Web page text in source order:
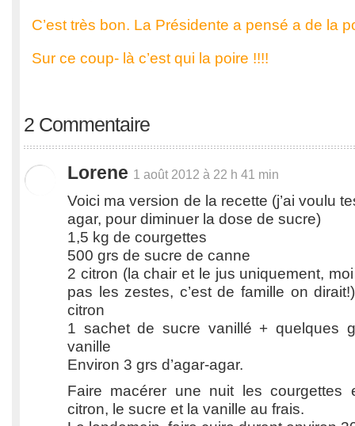
C’est très bon. La Présidente a pensé a de la
Sur ce coup- là c’est qui la poire !!!!
2 Commentaire
Lorene 1 août 2012 à 22 h 41 min
Voici ma version de la recette (j’ai voulu
agar, pour diminuer la dose de sucre)
1,5 kg de courgettes
500 grs de sucre de canne
2 citron (la chair et le jus uniquement,
pas les zestes, c’est de famille on
citron
1 sachet de sucre vanillé + quelques
vanille
Environ 3 grs d’agar-agar.
Faire macérer une nuit les courgettes
citron, le sucre et la vanille au frais.